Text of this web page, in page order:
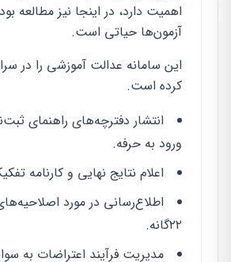
اهمیت دارد، در اینجا نیز مطالعه
آزمون‌ها حیاتی است.
این سامانه عدالت آموزشی را در
کرده است.
انتشار دفترچه‌های راهنمای
ورود به حرفه.
اعلام نتایج نهایی و کارنامه
اطلاع‌رسانی در مورد
۲۲‌گانه.
مدیریت فرآیند اعتراضات به